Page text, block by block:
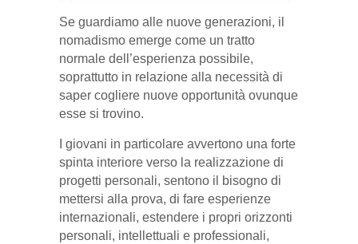
Se guardiamo alle nuove generazioni, il
nomadismo emerge come un tratto
normale dell’esperienza possibile,
soprattutto in relazione alla necessità di
saper cogliere nuove opportunità ovunque
esse si trovino.
I giovani in particolare avvertono una forte
spinta interiore verso la realizzazione di
progetti personali, sentono il bisogno di
mettersi alla prova, di fare esperienze
internazionali, estendere i propri orizzonti
personali, intellettuali e professionali,